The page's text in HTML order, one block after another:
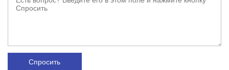
Спросить